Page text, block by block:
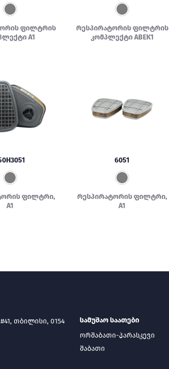
ფილტრის
A1
რესპირატორის ფილტრის
კომპლექტი ABEK1
ფილტრი,
A1
6051
რესპირატორის ფილტრი,
A1
თბილისი, 0154
სამუშაო საათები
ორშაბათი-პარასკევი
შაბათი